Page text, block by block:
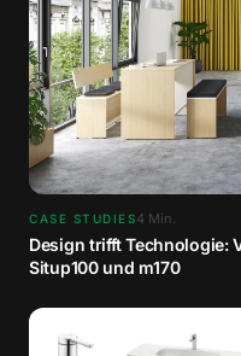
CASE STUDIES4 Min.
Design trifft Technologie:
Situp100 und m170